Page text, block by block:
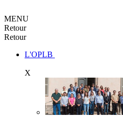
MENU
Retour
Retour
L'OPLB
X